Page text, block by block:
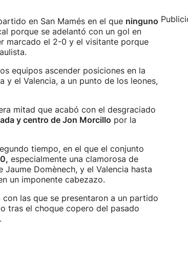
en San Mamés en el que ninguno
porque se adelantó con un gol en
marcado el 2-0 y el visitante porque
equipos ascender posiciones en la
y el Valencia, a un punto de los leones,
mitad que acabó con el desgraciado
y centro de Jon Morcillo por la
tiempo, en el que el conjunto
especialmente una clamorosa de
Domènech, y el Valencia hasta
un imponente cabezazo.
con las que se presentaron a un partido
tras el choque copero del pasado